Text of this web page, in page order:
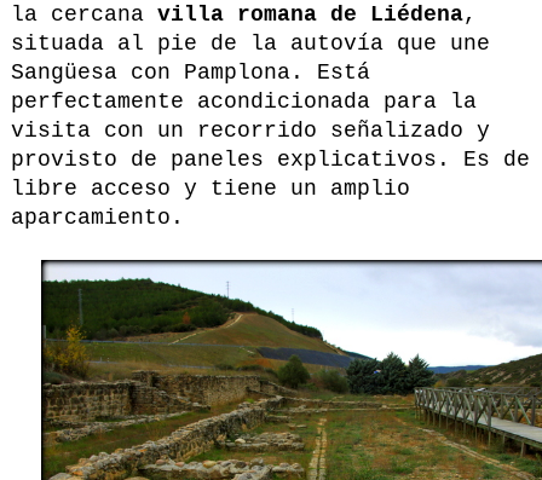
la cercana villa romana de Liédena,
situada al pie de la autovía que une
Sangüesa con Pamplona. Está
perfectamente acondicionada para la
visita con un recorrido señalizado y
provisto de paneles explicativos. Es de
libre acceso y tiene un amplio
aparcamiento.